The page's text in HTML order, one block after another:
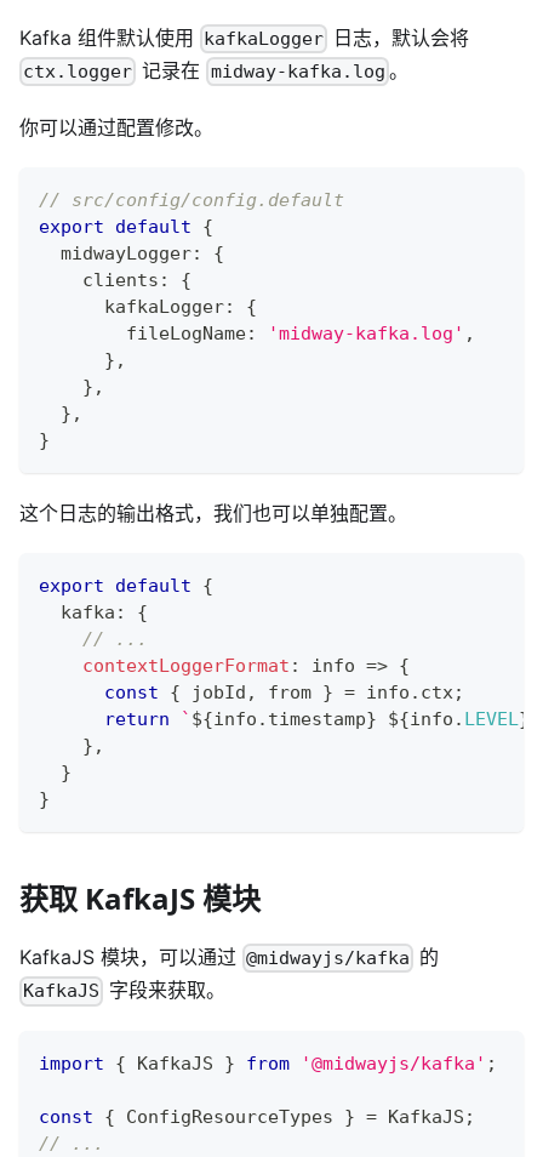
Kafka 组件默认使用 kafkaLogger 日志，默认会将
ctx.logger 记录在 midway-kafka.log 。
你可以通过配置修改。
// src/config/config.default
export
default
{
  midwayLogger
:
{
    clients
:
{
      kafkaLogger
:
{
        fileLogName
: 'midway-kafka.log' ,
} ,
} ,
} ,
}
这个日志的输出格式，我们也可以单独配置。
export default
{
  kafka
:
{
// ...
contextLoggerFormat : info => {
const
{ jobId , from } = info . ctx;
return
` ${info . timestamp} ${info . LEVEL}
} ,
}
}
获取 KafkaJS 模块
KafkaJS 模块，可以通过 @midwayjs/kafka 的
KafkaJS 字段来获取。
import { KafkaJS } from '@midwayjs/kafka' ;
const { ConfigResourceTypes } = KafkaJS ;
// ...